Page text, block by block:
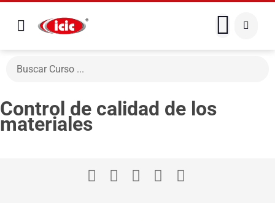
Control de calidad de los
materiales